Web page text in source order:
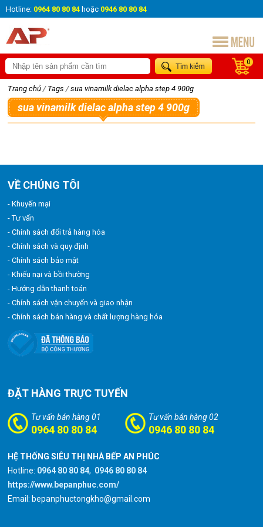
Hotline: 0964 80 80 84 hoặc 0946 80 80 84
0
Trang chủ / Tags / sua vinamilk dielac alpha step 4 900g
sua vinamilk dielac alpha step 4 900g
VỀ CHÚNG TÔI
- Khuyến mại
- Tư vấn
- Chính sách đổi trả hàng hóa
- Chính sách và quy định
- Chính sách bảo mật
- Khiếu nại và bồi thường
- Hướng dẫn thanh toán
- Chính sách vận chuyển và giao nhận
- Chính sách bán hàng và chất lượng hàng hóa
ĐẶT HÀNG TRỰC TUYẾN
Tư vấn bán hàng 01
0964 80 80 84
Tư vấn bán hàng 02
0946 80 80 84
HỆ THỐNG SIÊU THỊ NHÀ BẾP AN PHÚC
Hotline: 0964 80 80 84, 0946 80 80 84
https://www.bepanphuc.com/
Email: bepanphuctongkho@gmail.com